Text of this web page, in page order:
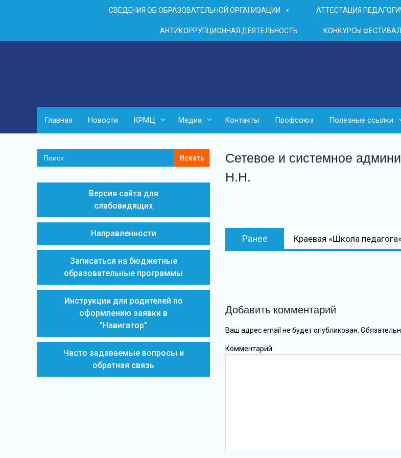
СВЕДЕНИЯ ОБ ОБРАЗОВАТЕЛЬНОЙ ОРГАНИЗАЦИИ АТТЕСТАЦИЯ
АНТИКОРРУПЦИОННАЯ ДЕЯТЕЛЬНОСТЬ КОНКУРСЫ
Главная Новости КРМЦ Медиа Контакты Профсоюз Полезные ссылки
Сетевое и системное
Н.Н.
Навигация
Ранее
запись:
Краевая «Школа
Добавить комментарий
Ваш адрес email не будет опубликован.
Комментарий
Search
for:
Версия сайта для
слабовидящих
Направленности
Записаться на бюджетные
образовательные программы
Инструкции для родителей по
оформлению заявки в
"Навигатор"
Часто задаваемые вопросы и
обратная связь